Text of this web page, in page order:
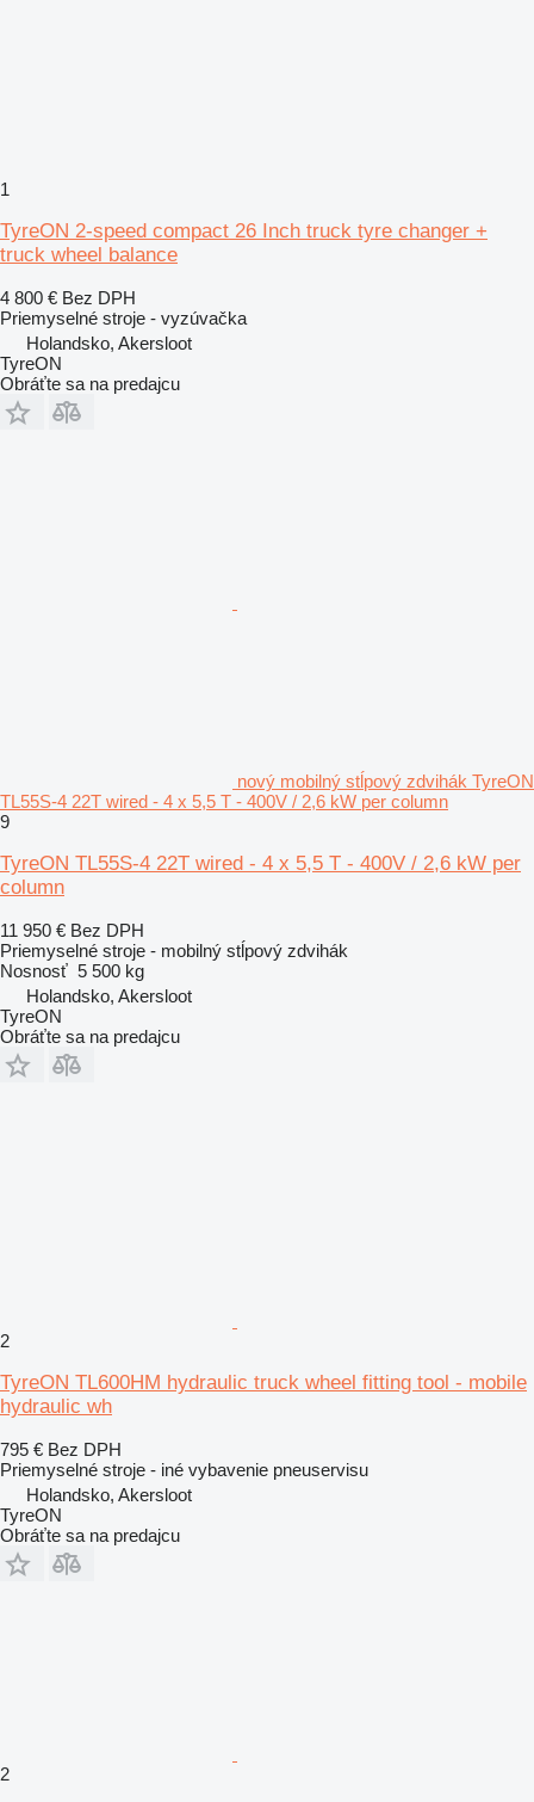
1
TyreON 2-speed compact 26 Inch truck tyre changer +
truck wheel balance
4 800 € Bez DPH
Priemyselné stroje - vyzúvačka
Holandsko, Akersloot
TyreON
Obráťte sa na predajcu
nový mobilný stĺpový zdvihák TyreON
TL55S-4 22T wired - 4 x 5,5 T - 400V / 2,6 kW per column
9
TyreON TL55S-4 22T wired - 4 x 5,5 T - 400V / 2,6 kW per
column
11 950 € Bez DPH
Priemyselné stroje - mobilný stĺpový zdvihák
Nosnosť 5 500 kg
Holandsko, Akersloot
TyreON
Obráťte sa na predajcu
2
TyreON TL600HM hydraulic truck wheel fitting tool - mobile
hydraulic wh
795 € Bez DPH
Priemyselné stroje - iné vybavenie pneuservisu
Holandsko, Akersloot
TyreON
Obráťte sa na predajcu
2